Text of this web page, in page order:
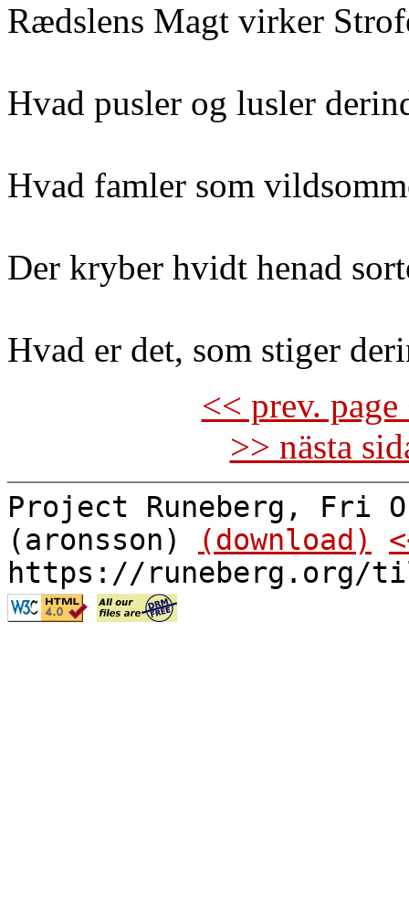
Rædslens Magt virker
Hvad pusler og lusler
Hvad famler som
Der kryber hvidt henad
Hvad er det, som stiger
<< prev.
>> nästa
Project Runeberg, Fri
(aronsson)
(download)
https://runeberg.org/